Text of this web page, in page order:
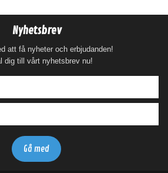
Nyhetsbrev
att få nyheter och erbjudanden!
dig till vårt nyhetsbrev nu!